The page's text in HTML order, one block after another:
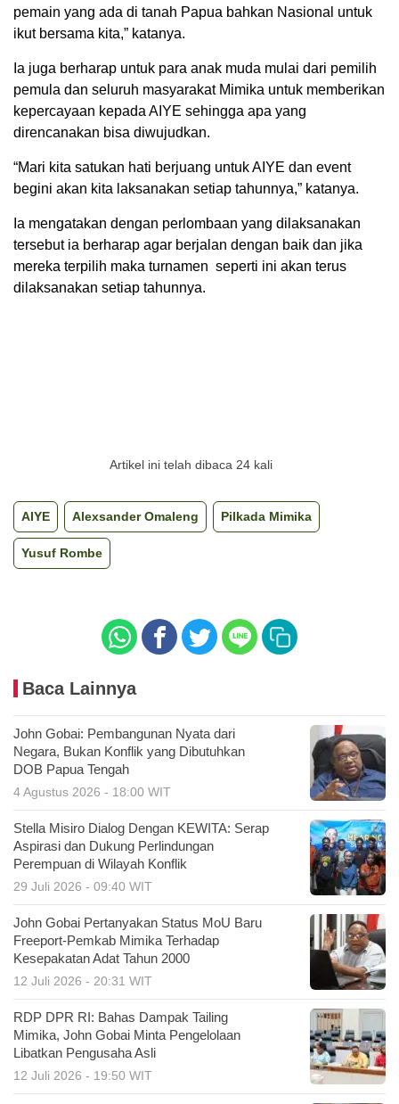
pemain yang ada di tanah Papua bahkan Nasional untuk
ikut bersama kita,” katanya.
Ia juga berharap untuk para anak muda mulai dari pemilih
pemula dan seluruh masyarakat Mimika untuk memberikan
kepercayaan kepada AIYE sehingga apa yang
direncanakan bisa diwujudkan.
“Mari kita satukan hati berjuang untuk AIYE dan event
begini akan kita laksanakan setiap tahunnya,” katanya.
Ia mengatakan dengan perlombaan yang dilaksanakan
tersebut ia berharap agar berjalan dengan baik dan jika
mereka terpilih maka turnamen seperti ini akan terus
dilaksanakan setiap tahunnya.
Artikel ini telah dibaca 24 kali
AIYE Alexsander Omaleng Pilkada Mimika
Yusuf Rombe
Baca Lainnya
John Gobai: Pembangunan Nyata dari
Negara, Bukan Konflik yang Dibutuhkan
DOB Papua Tengah
4 Agustus 2026 - 18:00 WIT
Stella Misiro Dialog Dengan KEWITA: Serap
Aspirasi dan Dukung Perlindungan
Perempuan di Wilayah Konflik
29 Juli 2026 - 09:40 WIT
John Gobai Pertanyakan Status MoU Baru
Freeport-Pemkab Mimika Terhadap
Kesepakatan Adat Tahun 2000
12 Juli 2026 - 20:31 WIT
RDP DPR RI: Bahas Dampak Tailing
Mimika, John Gobai Minta Pengelolaan
Libatkan Pengusaha Asli
12 Juli 2026 - 19:50 WIT